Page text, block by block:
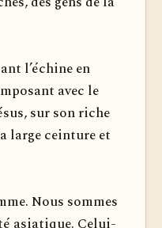
l’échine en
avec le
sur son riche
large ceinture et
Nous sommes